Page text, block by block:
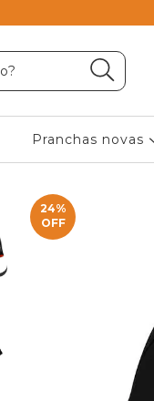
Pranchas novas
24%
OFF